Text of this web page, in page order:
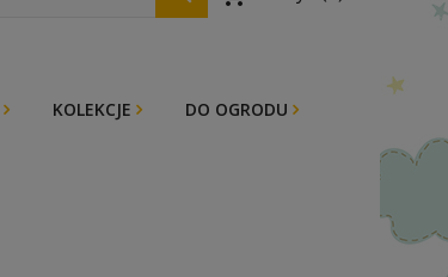
KOLEKCJE DO OGRODU